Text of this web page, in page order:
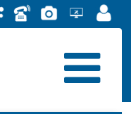
TelefónnyFotogaléria
Helpdesk
EUBAportál